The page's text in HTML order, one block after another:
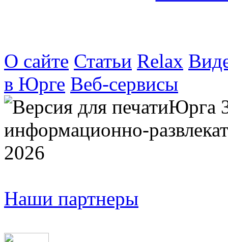
О сайте Статьи Relax
в Юрге Веб-сервисы
Юрга
информационно-
2026
Наши партнеры